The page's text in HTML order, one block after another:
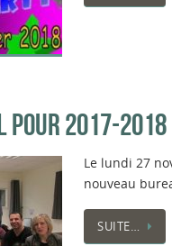
POUR 2017-2018
Le lundi 27
nouveau
SUITE…